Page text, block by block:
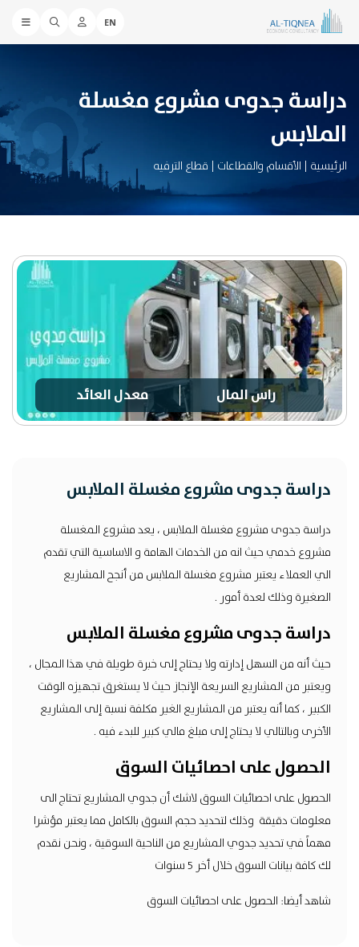
EN
دراسة جدوى مشروع مغسلة
الملابس
الرئيسية | الأقسام والقطاعات | قطاع الترفيه
راس المال معدل العائد
دراسة جدوى مشروع مغسلة الملابس
دراسة جدوى مشروع مغسلة الملابس ، يعد مشروع المغسلة
مشروع خدمي حيث انه من الخدمات الهامة و الاساسية التي تقدم
الي العملاء يعتبر مشروع مغسلة الملابس من أنجح المشاريع
الصغيرة وذلك لعدة أمور .
دراسة جدوى مشروع مغسلة الملابس
حيث أنه من السهل إدارته ولا يحتاج إلى خبرة طويلة في هذا المجال ،
ويعتبر من المشاريع السريعة الإنجاز حيث لا يستغرق تجهيزه الوقت
الكبير ، كما أنه يعتبر من المشاريع الغير مكلفة نسبة إلى المشاريع
الأخرى وبالتالي لا يحتاج إلى مبلغ مالي كبير للبدء فيه .
الحصول على احصائيات السوق
الحصول على احصائيات السوق لاشك أن جدوي المشاريع تحتاج الى
معلومات دقيقة وذلك لتحديد حجم السوق بالكامل مما يعتبر مؤشرا
مهماً في تحديد جدوي المشاريع من الناحية السوقية ، ونحن نقدم
لك كافة بيانات السوق خلال أخر 5 سنوات
شاهد أيضا: الحصول على احصائيات السوق